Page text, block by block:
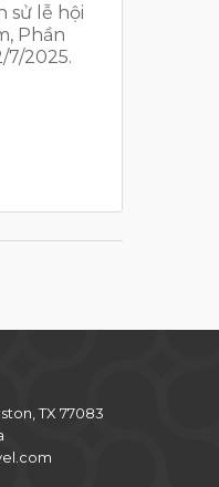
sử lễ hội
Phần
7/2025.
TX 77083